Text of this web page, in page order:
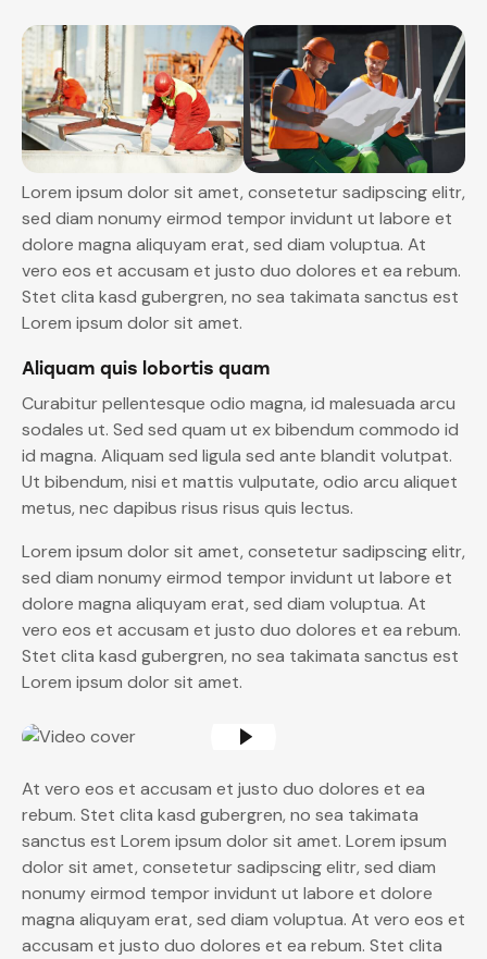
Lorem ipsum dolor sit amet, consetetur sadipscing elitr,
sed diam nonumy eirmod tempor invidunt ut labore et
dolore magna aliquyam erat, sed diam voluptua. At
vero eos et accusam et justo duo dolores et ea rebum.
Stet clita kasd gubergren, no sea takimata sanctus est
Lorem ipsum dolor sit amet.
Aliquam quis lobortis quam
Curabitur pellentesque odio magna, id malesuada arcu
sodales ut. Sed sed quam ut ex bibendum commodo id
id magna. Aliquam sed ligula sed ante blandit volutpat.
Ut bibendum, nisi et mattis vulputate, odio arcu aliquet
metus, nec dapibus risus risus quis lectus.
Lorem ipsum dolor sit amet, consetetur sadipscing elitr,
sed diam nonumy eirmod tempor invidunt ut labore et
dolore magna aliquyam erat, sed diam voluptua. At
vero eos et accusam et justo duo dolores et ea rebum.
Stet clita kasd gubergren, no sea takimata sanctus est
Lorem ipsum dolor sit amet.
At vero eos et accusam et justo duo dolores et ea
rebum. Stet clita kasd gubergren, no sea takimata
sanctus est Lorem ipsum dolor sit amet. Lorem ipsum
dolor sit amet, consetetur sadipscing elitr, sed diam
nonumy eirmod tempor invidunt ut labore et dolore
magna aliquyam erat, sed diam voluptua. At vero eos et
accusam et justo duo dolores et ea rebum. Stet clita